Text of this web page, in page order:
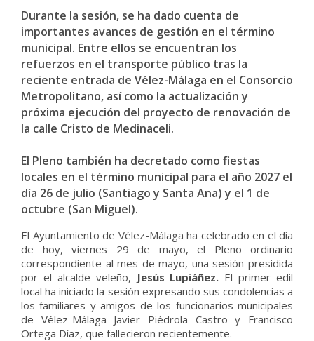
Durante la sesión, se ha dado cuenta de
importantes avances de gestión en el término
municipal. Entre ellos se encuentran los
refuerzos en el transporte público tras la
reciente entrada de Vélez-Málaga en el Consorcio
Metropolitano, así como la actualización y
próxima ejecución del proyecto de renovación de
la calle Cristo de Medinaceli.
El Pleno también ha decretado como fiestas
locales en el término municipal para el año 2027 el
día 26 de julio (Santiago y Santa Ana) y el 1 de
octubre (San Miguel).
El Ayuntamiento de Vélez-Málaga ha celebrado en el día
de hoy, viernes 29 de mayo, el Pleno ordinario
correspondiente al mes de mayo, una sesión presidida
por el alcalde veleño, Jesús Lupiáñez. El primer edil
local ha iniciado la sesión expresando sus condolencias a
los familiares y amigos de los funcionarios municipales
de Vélez-Málaga Javier Piédrola Castro y Francisco
Ortega Díaz, que fallecieron recientemente.